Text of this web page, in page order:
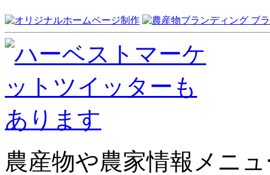
農産物や農家情報メニ